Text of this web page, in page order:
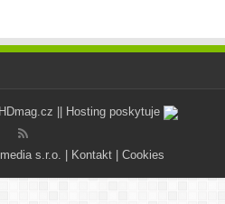
HDmag.cz || Hosting poskytuje
s.r.o. | Kontakt Cookies